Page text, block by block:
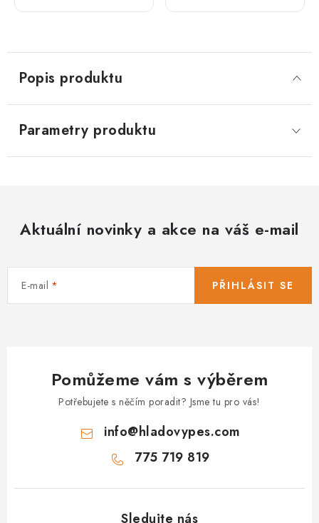
Popis produktu
Parametry produktu
Aktuální novinky a akce na váš e-mail
E-mail PŘIHLÁSIT SE
Pomůžeme vám s výběrem
Potřebujete s něčím poradit? Jsme tu pro vás!
info@hladovypes.com
775 719 819